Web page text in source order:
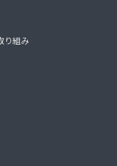
り組み